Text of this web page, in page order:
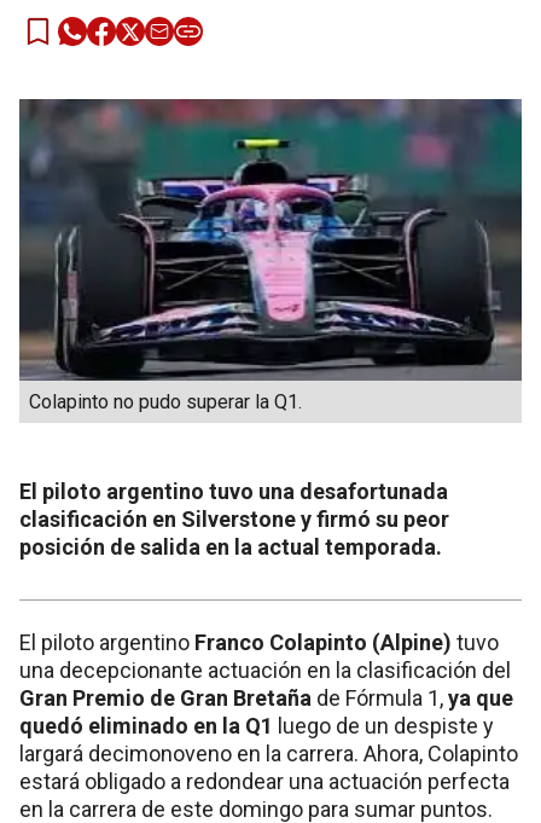
Colapinto no pudo superar la Q1.
El piloto argentino tuvo una desafortunada
clasificación en Silverstone y firmó su peor
posición de salida en la actual temporada.
El piloto argentino Franco Colapinto (Alpine) tuvo
una decepcionante actuación en la clasificación del
Gran Premio de Gran Bretaña de Fórmula 1,ya que
quedó eliminado en la Q1 luego de un despiste y
largará decimonoveno en la carrera. Ahora, Colapinto
estará obligado a redondear una actuación perfecta
en la carrera de este domingo para sumar puntos.